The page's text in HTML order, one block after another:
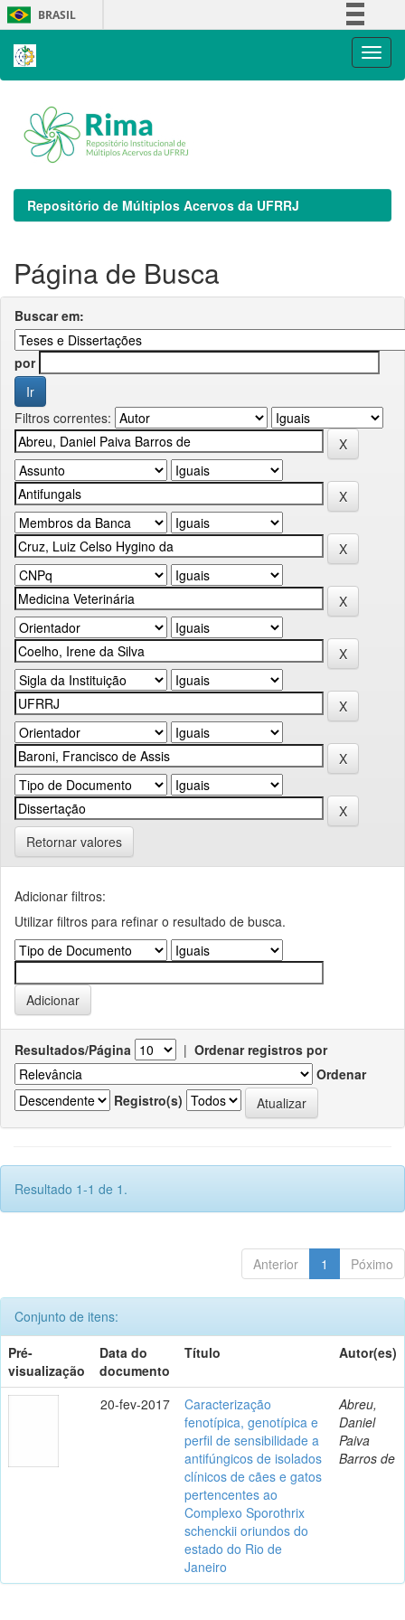
Skip
navigation
BRASIL
Repositório de Múltiplos Acervos da UFRRJ
Página de Busca
Buscar em:
por
Filtros correntes:
Retornar valores
Adicionar filtros:
Utilizar filtros para refinar o resultado de busca.
Resultados/Página | Ordenar registros por
Ordenar
Registro(s)
Resultado 1-1 de 1.
Anterior 1 Póximo
Conjunto de itens:
Pré-
visualização
Data do
documento
Título Autor(es)
20-fev-2017
Caracterização
fenotípica, genotípica e
perfil de sensibilidade a
antifúngicos de isolados
clínicos de cães e gatos
pertencentes ao
Complexo Sporothrix
schenckii oriundos do
estado do Rio de
Janeiro
Abreu,
Daniel
Paiva
Barros de